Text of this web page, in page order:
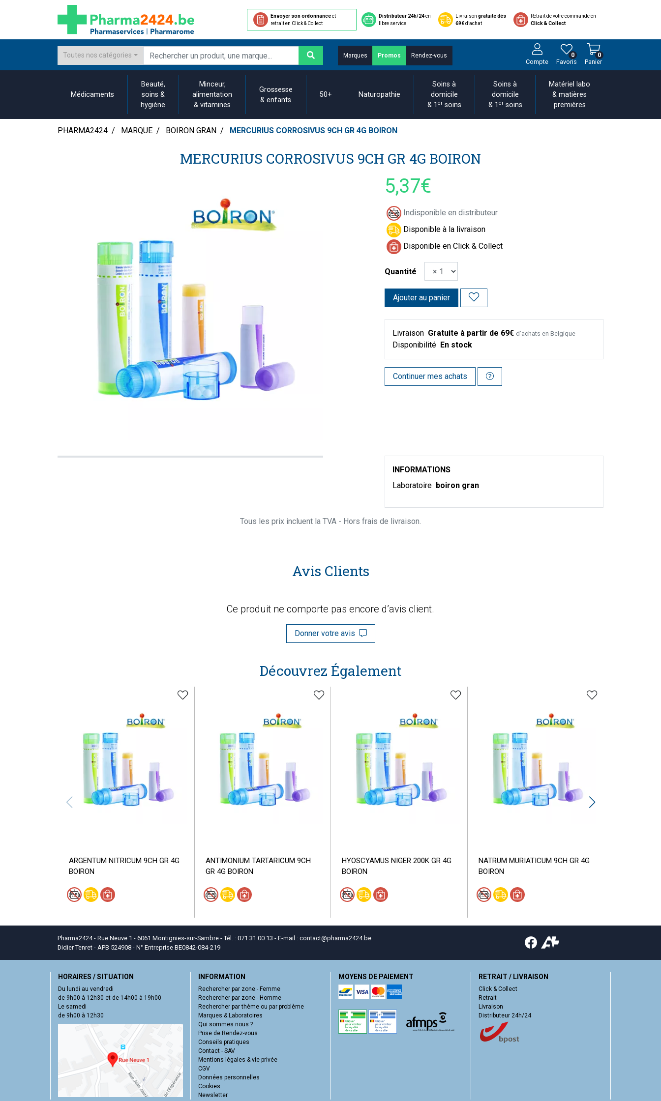
Envoyer son ordonnanceet
retrait en Click & Collect
Distributeur 24h/24en
libre service
Livraisongratuite dès
69€d’achat
Retrait de votre commande en
Click & Collect
Toutes nos catégories Marques Promos Rendez-vous
Compte Favoris
0
Panier
0
Médicaments
Beauté,
soins &
hygiène
Minceur,
alimentation
& vitamines
Grossesse
& enfants
50+ Naturopathie
Soins à
domicile
& 1 ersoins
Soins à
domicile
& 1 ersoins
Matériel labo
& matières
premières
PHARMA2424 MARQUE BOIRON GRAN MERCURIUS CORROSIVUS 9CH GR 4G BOIRON
MERCURIUS CORROSIVUS 9CH GR 4G BOIRON
5,37€
Indisponible en distributeur
Disponible à la livraison
Disponible en Click & Collect
Quantité
Ajouter au panier
Livraison Gratuite à partir de 69€ d’achats en Belgique
Disponibilité En stock
Continuer mes achats
INFORMATIONS
Laboratoire boiron gran
Tous les prix incluent la TVA - Hors frais de livraison.
Avis Clients
Ce produit ne comporte pas encore d’avis client.
Donner votre avis
Découvrez Également
ARGENTUM NITRICUM 9CH GR 4G
BOIRON
ANTIMONIUM TARTARICUM 9CH
GR 4G BOIRON
HYOSCYAMUS NIGER 200K GR 4G
BOIRON
NATRUM MURIATICUM 9CH GR 4G
BOIRON
Pharma2424 - Rue Neuve 1 - 6061 Montignies-sur-Sambre - Tél. : 071 31 00 13 - E-mail : contact@pharma2424.be
Didier Tenret - APB 524908 - N° Entreprise BE0842-084-219
HORAIRES / SITUATION
Du lundi au vendredi
de 9h00 à 12h30 et de 14h00 à 19h00
Le samedi
de 9h00 à 12h30
INFORMATION
Rechercher par zone - Femme
Rechercher par zone - Homme
Rechercher par thème ou par problème
Marques & Laboratoires
Qui sommes nous ?
Prise de Rendez-vous
Conseils pratiques
Contact - SAV
Mentions légales & vie privée
CGV
Données personnelles
Cookies
Newsletter
MOYENS DE PAIEMENT RETRAIT / LIVRAISON
Click & Collect
Retrait
Livraison
Distributeur 24h/24